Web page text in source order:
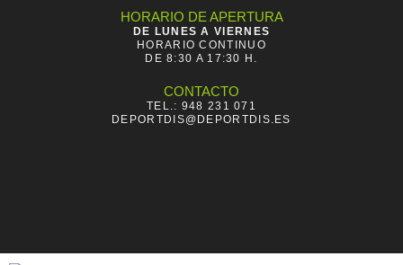
HORARIO DE APERTURA
DE LUNES A VIERNES
HORARIO CONTINUO
DE 8:30 A 17:30 H.
CONTACTO
TEL.: 948 231 071
DEPORTDIS@DEPORTDIS.ES